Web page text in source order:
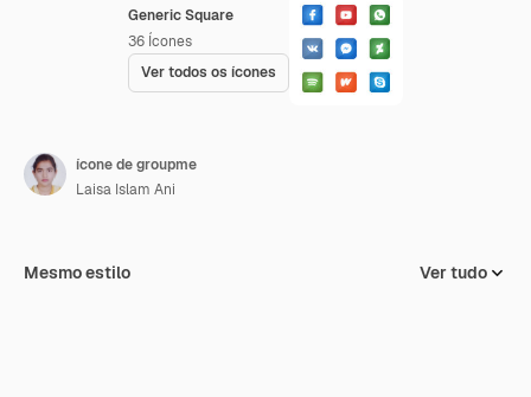
Generic Square
36 Ícones
Ver todos os ícones
ícone de groupme
Laisa Islam Ani
Mesmo estilo Ver tudo